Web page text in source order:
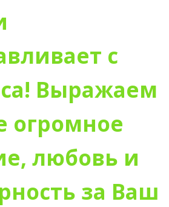
с
Выражаем
огромное
любовь и
за Ваш